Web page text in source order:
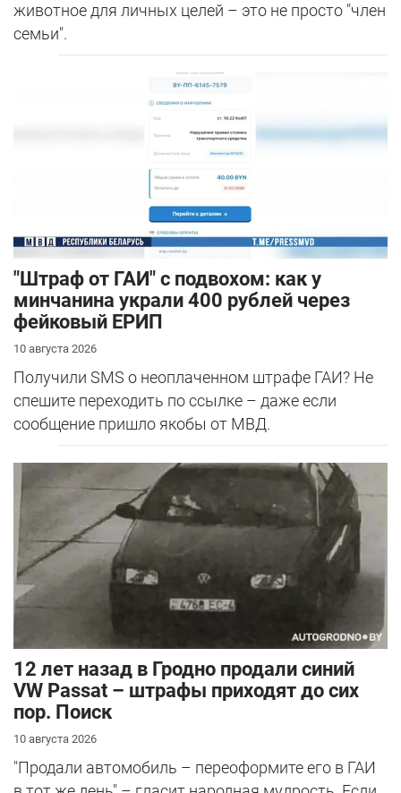
животное для личных целей – это не просто "член
семьи".
"Штраф от ГАИ" с подвохом: как у
минчанина украли 400 рублей через
фейковый ЕРИП
10 августа 2026
Получили SMS о неоплаченном штрафе ГАИ? Не
спешите переходить по ссылке – даже если
сообщение пришло якобы от МВД.
12 лет назад в Гродно продали синий
VW Passat – штрафы приходят до сих
пор. Поиск
10 августа 2026
"Продали автомобиль – переоформите его в ГАИ